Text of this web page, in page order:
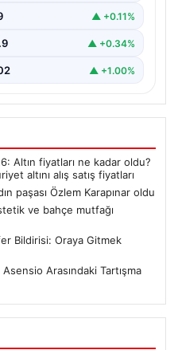
▲ +0.11%
▲ +0.34%
▲ +1.00%
Altın fiyatları ne kadar oldu?
altını alış satış fiyatları
paşası Özlem Karapınar oldu
ve bahçe mutfağı
Bildirisi: Oraya Gitmek
Arasındaki Tartışma